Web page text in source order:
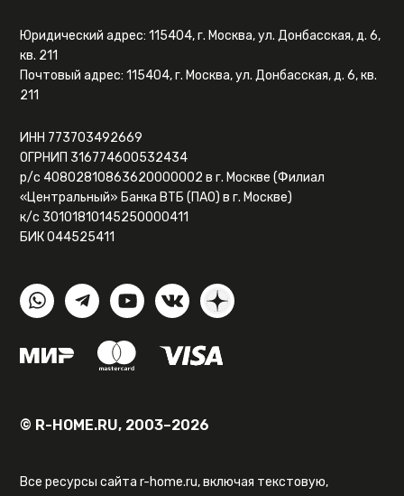
Юридический адрес: 115404, г. Москва, ул. Донбасская, д. 6,
кв. 211
Почтовый адрес: 115404, г. Москва, ул. Донбасская, д. 6, кв.
211
ИНН 773703492669
ОГРНИП 316774600532434
р/с 40802810863620000002 в г. Москве (Филиал
«Центральный» Банка ВТБ (ПАО) в г. Москве)
к/с 30101810145250000411
БИК 044525411
© R-HOME.RU, 2003–2026
Все ресурсы сайта r-home.ru, включая текстовую,